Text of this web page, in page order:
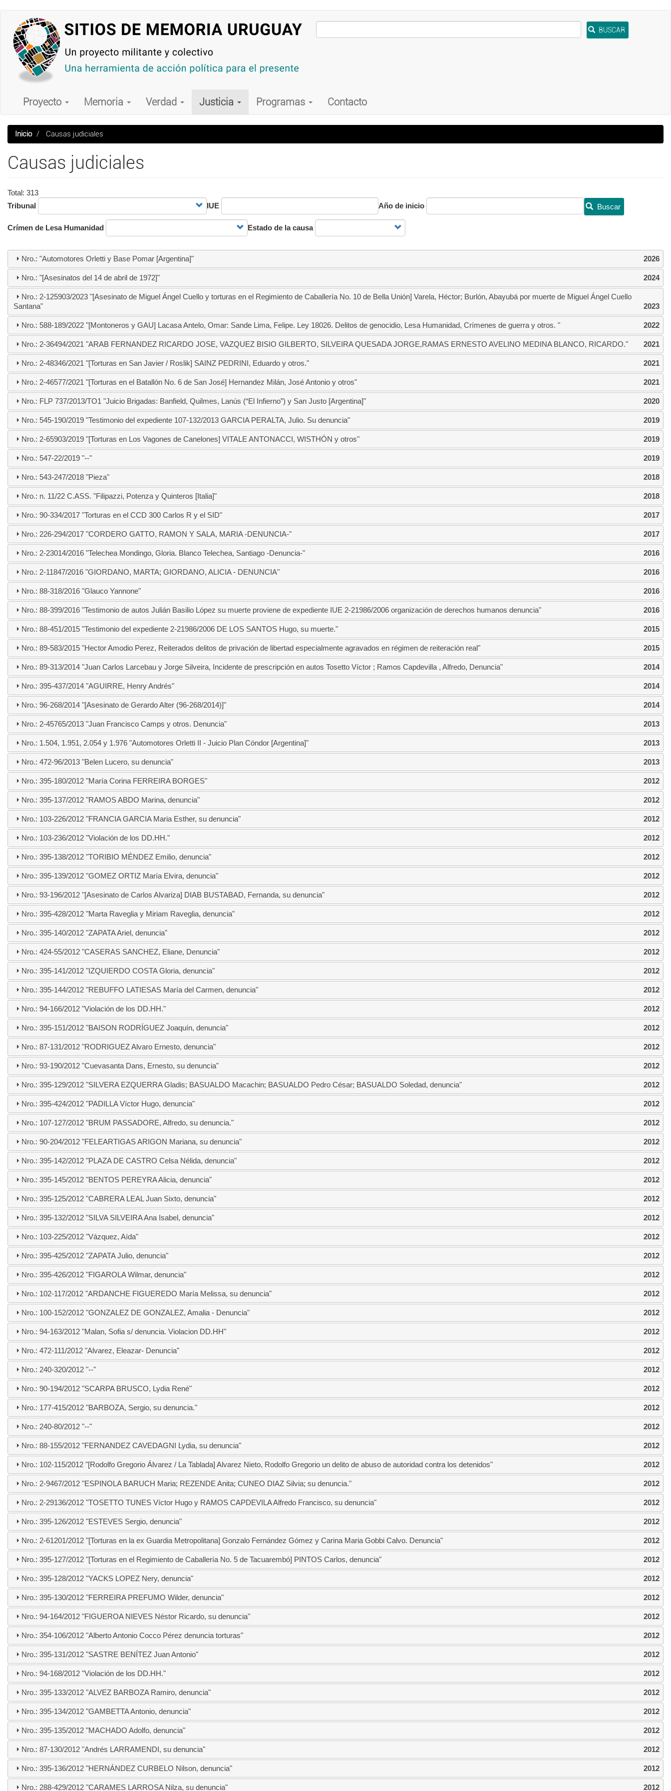
contenido
principal
BUSCAR
Main
navigation
Proyecto Memoria Verdad Justicia Programas Contacto
Inicio Causas judiciales
Causas judiciales
Total: 313
Tribunal
IUE Año de inicio
Crímen de Lesa Humanidad Estado de la causa
Buscar
Nro.: "Automotores Orletti y Base Pomar [Argentina]" 2026
Nro.: "[Asesinatos del 14 de abril de 1972]" 2024
Nro.: 2-125903/2023 "[Asesinato de Miguel Ángel Cuello y torturas en el Regimiento de Caballería No. 10 de Bella Unión] Varela, Héctor; Burlón, Abayubá por muerte de Miguel Ángel Cuello
Santana"
2023
Nro.: 588-189/2022 "[Montoneros y GAU] Lacasa Antelo, Omar: Sande Lima, Felipe. Ley 18026. Delitos de genocidio, Lesa Humanidad, Crímenes de guerra y otros. " 2022
Nro.: 2-36494/2021 "ARAB FERNANDEZ RICARDO JOSE, VAZQUEZ BISIO GILBERTO, SILVEIRA QUESADA JORGE,RAMAS ERNESTO AVELINO MEDINA BLANCO, RICARDO." 2021
Nro.: 2-48346/2021 "[Torturas en San Javier / Roslik] SAINZ PEDRINI, Eduardo y otros." 2021
Nro.: 2-46577/2021 "[Torturas en el Batallón No. 6 de San José] Hernandez Milán, José Antonio y otros" 2021
Nro.: FLP 737/2013/TO1 "Juicio Brigadas: Banfield, Quilmes, Lanús (“El Infierno”) y San Justo [Argentina]" 2020
Nro.: 545-190/2019 "Testimonio del expediente 107-132/2013 GARCIA PERALTA, Julio. Su denuncia" 2019
Nro.: 2-65903/2019 "[Torturas en Los Vagones de Canelones] VITALE ANTONACCI, WISTHÓN y otros" 2019
Nro.: 547-22/2019 "--" 2019
Nro.: 543-247/2018 "Pieza" 2018
Nro.: n. 11/22 C.ASS. "Filipazzi, Potenza y Quinteros [Italia]" 2018
Nro.: 90-334/2017 "Torturas en el CCD 300 Carlos R y el SID" 2017
Nro.: 226-294/2017 "CORDERO GATTO, RAMON Y SALA, MARIA -DENUNCIA-" 2017
Nro.: 2-23014/2016 "Telechea Mondingo, Gloria. Blanco Telechea, Santiago -Denuncia-" 2016
Nro.: 2-11847/2016 "GIORDANO, MARTA; GIORDANO, ALICIA - DENUNCIA" 2016
Nro.: 88-318/2016 "Glauco Yannone" 2016
Nro.: 88-399/2016 "Testimonio de autos Julián Basilio López su muerte proviene de expediente IUE 2-21986/2006 organización de derechos humanos denuncia" 2016
Nro.: 88-451/2015 "Testimonio del expediente 2-21986/2006 DE LOS SANTOS Hugo, su muerte." 2015
Nro.: 89-583/2015 "Hector Amodio Perez, Reiterados delitos de privación de libertad especialmente agravados en régimen de reiteración real" 2015
Nro.: 89-313/2014 "Juan Carlos Larcebau y Jorge Silveira, Incidente de prescripción en autos Tosetto Víctor ; Ramos Capdevilla , Alfredo, Denuncia" 2014
Nro.: 395-437/2014 "AGUIRRE, Henry Andrés" 2014
Nro.: 96-268/2014 "[Asesinato de Gerardo Alter (96-268/2014)]" 2014
Nro.: 2-45765/2013 "Juan Francisco Camps y otros. Denuncia" 2013
Nro.: 1.504, 1.951, 2.054 y 1.976 "Automotores Orletti II - Juicio Plan Cóndor [Argentina]" 2013
Nro.: 472-96/2013 "Belen Lucero, su denuncia" 2013
Nro.: 395-180/2012 "María Corina FERREIRA BORGES" 2012
Nro.: 395-137/2012 "RAMOS ABDO Marina, denuncia" 2012
Nro.: 103-226/2012 "FRANCIA GARCIA Maria Esther, su denuncia" 2012
Nro.: 103-236/2012 "Violación de los DD.HH." 2012
Nro.: 395-138/2012 "TORIBIO MÉNDEZ Emilio, denuncia" 2012
Nro.: 395-139/2012 "GOMEZ ORTIZ María Elvira, denuncia" 2012
Nro.: 93-196/2012 "[Asesinato de Carlos Alvariza] DIAB BUSTABAD, Fernanda, su denuncia" 2012
Nro.: 395-428/2012 "Marta Raveglia y Miriam Raveglia, denuncia" 2012
Nro.: 395-140/2012 "ZAPATA Ariel, denuncia" 2012
Nro.: 424-55/2012 "CASERAS SANCHEZ, Eliane, Denuncia" 2012
Nro.: 395-141/2012 "IZQUIERDO COSTA Gloria, denuncia" 2012
Nro.: 395-144/2012 "REBUFFO LATIESAS María del Carmen, denuncia" 2012
Nro.: 94-166/2012 "Violación de los DD.HH." 2012
Nro.: 395-151/2012 "BAISON RODRÍGUEZ Joaquín, denuncia" 2012
Nro.: 87-131/2012 "RODRIGUEZ Alvaro Ernesto, denuncia" 2012
Nro.: 93-190/2012 "Cuevasanta Dans, Ernesto, su denuncia" 2012
Nro.: 395-129/2012 "SILVERA EZQUERRA Gladis; BASUALDO Macachin; BASUALDO Pedro César; BASUALDO Soledad, denuncia" 2012
Nro.: 395-424/2012 "PADILLA Víctor Hugo, denuncia" 2012
Nro.: 107-127/2012 "BRUM PASSADORE, Alfredo, su denuncia." 2012
Nro.: 90-204/2012 "FELEARTIGAS ARIGON Mariana, su denuncia" 2012
Nro.: 395-142/2012 "PLAZA DE CASTRO Celsa Nélida, denuncia" 2012
Nro.: 395-145/2012 "BENTOS PEREYRA Alicia, denuncia" 2012
Nro.: 395-125/2012 "CABRERA LEAL Juan Sixto, denuncia" 2012
Nro.: 395-132/2012 "SILVA SILVEIRA Ana Isabel, denuncia" 2012
Nro.: 103-225/2012 "Vázquez, Aída" 2012
Nro.: 395-425/2012 "ZAPATA Julio, denuncia" 2012
Nro.: 395-426/2012 "FIGAROLA Wilmar, denuncia" 2012
Nro.: 102-117/2012 "ARDANCHE FIGUEREDO María Melissa, su denuncia" 2012
Nro.: 100-152/2012 "GONZALEZ DE GONZALEZ, Amalia - Denuncia" 2012
Nro.: 94-163/2012 "Malan, Sofia s/ denuncia. Violacion DD.HH" 2012
Nro.: 472-111/2012 "Alvarez, Eleazar- Denuncia" 2012
Nro.: 240-320/2012 "--" 2012
Nro.: 90-194/2012 "SCARPA BRUSCO, Lydia René" 2012
Nro.: 177-415/2012 "BARBOZA, Sergio, su denuncia." 2012
Nro.: 240-80/2012 "--" 2012
Nro.: 88-155/2012 "FERNANDEZ CAVEDAGNI Lydia, su denuncia" 2012
Nro.: 102-115/2012 "[Rodolfo Gregorio Álvarez / La Tablada] Alvarez Nieto, Rodolfo Gregorio un delito de abuso de autoridad contra los detenidos" 2012
Nro.: 2-9467/2012 "ESPINOLA BARUCH Maria; REZENDE Anita; CUNEO DIAZ Silvia; su denuncia." 2012
Nro.: 2-29136/2012 "TOSETTO TUNES Víctor Hugo y RAMOS CAPDEVILA Alfredo Francisco, su denuncia" 2012
Nro.: 395-126/2012 "ESTEVES Sergio, denuncia" 2012
Nro.: 2-61201/2012 "[Torturas en la ex Guardia Metropolitana] Gonzalo Fernández Gómez y Carina Maria Gobbi Calvo. Denuncia" 2012
Nro.: 395-127/2012 "[Torturas en el Regimiento de Caballería No. 5 de Tacuarembó] PINTOS Carlos, denuncia" 2012
Nro.: 395-128/2012 "YACKS LOPEZ Nery, denuncia" 2012
Nro.: 395-130/2012 "FERREIRA PREFUMO Wilder, denuncia" 2012
Nro.: 94-164/2012 "FIGUEROA NIEVES Néstor Ricardo, su denuncia" 2012
Nro.: 354-106/2012 "Alberto Antonio Cocco Pérez denuncia torturas" 2012
Nro.: 395-131/2012 "SASTRE BENÍTEZ Juan Antonio" 2012
Nro.: 94-168/2012 "Violación de los DD.HH." 2012
Nro.: 395-133/2012 "ALVEZ BARBOZA Ramiro, denuncia" 2012
Nro.: 395-134/2012 "GAMBETTA Antonio, denuncia" 2012
Nro.: 395-135/2012 "MACHADO Adolfo, denuncia" 2012
Nro.: 87-130/2012 "Andrés LARRAMENDI, su denuncia" 2012
Nro.: 395-136/2012 "HERNÁNDEZ CURBELO Nilson, denuncia" 2012
Nro.: 288-429/2012 "CARAMES LARROSA Nilza, su denuncia" 2012